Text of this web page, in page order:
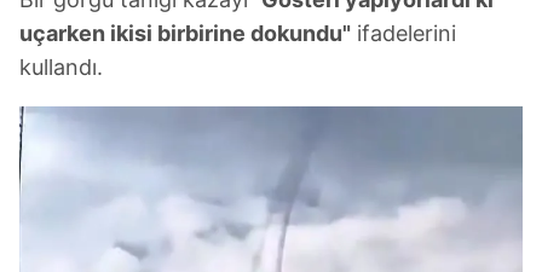
uçarken ikisi birbirine dokundu" ifadelerini
kullandı.